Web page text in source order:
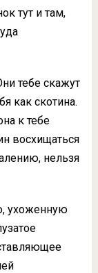
тут и там,
тебе скажут
как скотина.
к тебе
восхищаться
нельзя
ухоженную